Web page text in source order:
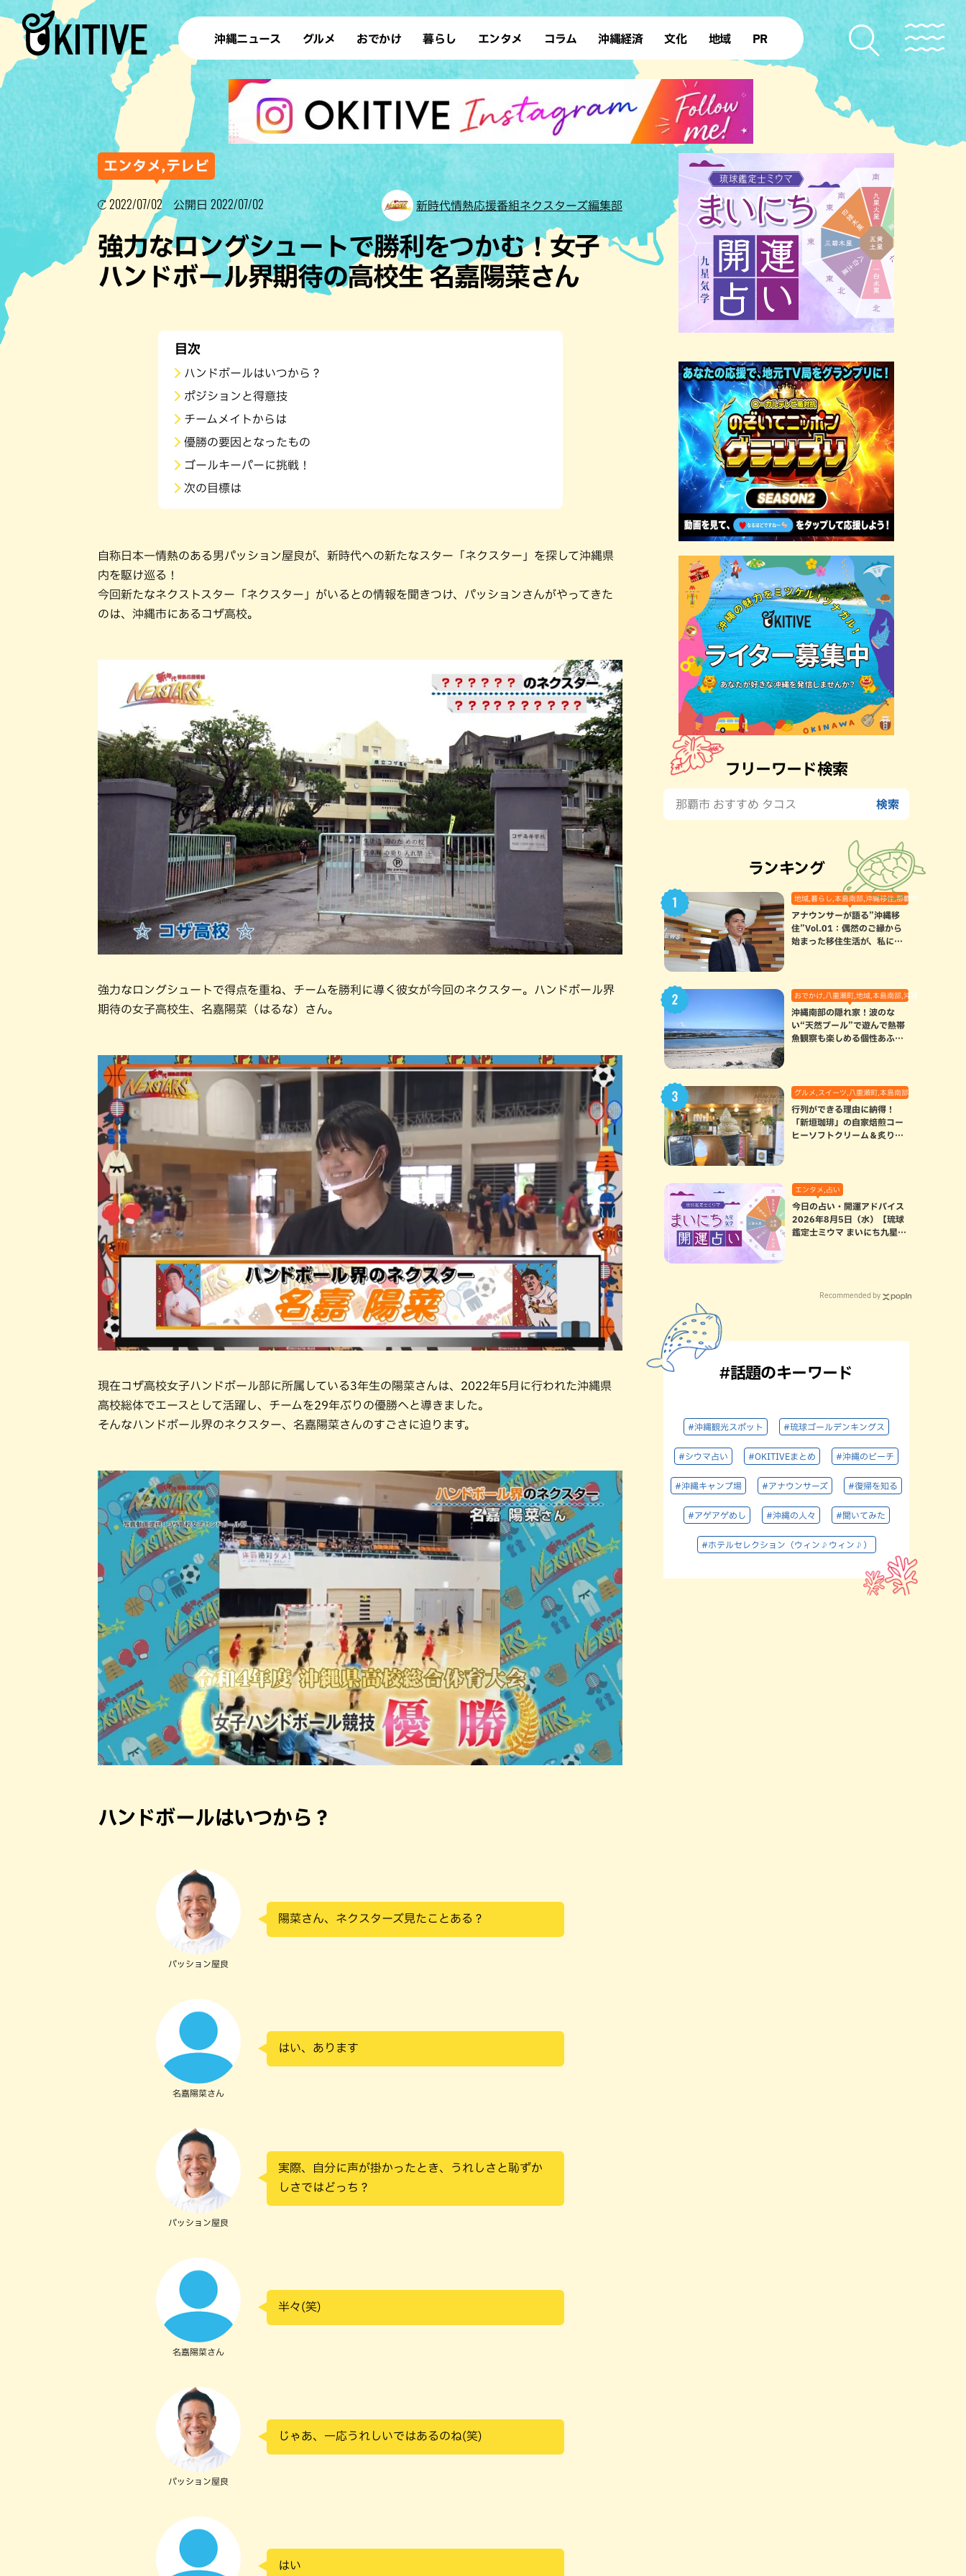
沖縄ニュース グルメ
ラーメン 沖縄そば
テイクアウト カフェ
すし・魚料理 和食・日本料理
アジア・エスニック
中華 イタリアン
洋食・西洋料理
ステーキ・焼肉 焼鳥・串料理
その他の肉料理 居酒屋・バー
ブッフェ・バイキング
おでかけ
デート ドライブ
散歩 ソロ活
歴史
レジャー
ショッピング
サウナ 公園
沖縄の海
暮らし
レシピ SDGs
ファッション ローカルニュース
沖縄移住 沖縄旧暦行事
エンタメ
スポーツ 占い
タレント・芸人 テレビ
コラム 沖縄経済 文化
復帰50年
地域
本島北部 本島中部
本島南部 先島諸島
北部離島
PR
エンタメ,テレビ
2022/07/02 公開日 2022/07/02 新時代情熱応援番組ネクスターズ編集部
強力なロングシュートで勝利をつかむ！女子
ハンドボール界期待の高校生 名嘉陽菜さん
目次
ハンドボールはいつから？
ポジションと得意技
チームメイトからは
優勝の要因となったもの
ゴールキーパーに挑戦！
次の目標は
自称日本一情熱のある男パッション屋良が、新時代への新たなスター「ネクスター」を探して沖縄県
内を駆け巡る！
今回新たなネクストスター「ネクスター」がいるとの情報を聞きつけ、パッションさんがやってきた
のは、沖縄市にあるコザ高校。
強力なロングシュートで得点を重ね、チームを勝利に導く彼女が今回のネクスター。ハンドボール界
期待の女子高校生、名嘉陽菜（はるな）さん。
現在コザ高校女子ハンドボール部に所属している3年生の陽菜さんは、2022年5月に行われた沖縄県
高校総体でエースとして活躍し、チームを29年ぶりの優勝へと導きました。
そんなハンドボール界のネクスター、名嘉陽菜さんのすごさに迫ります。
ハンドボールはいつから？
パッション屋良
陽菜さん、ネクスターズ見たことある？
名嘉陽菜さん
はい、あります
パッション屋良
実際、自分に声が掛かったとき、うれしさと恥ずか
しさではどっち？
名嘉陽菜さん
半々(笑)
パッション屋良
じゃあ、一応うれしいではあるのね(笑)
はい
フリーワード検索
ランキング
地域,暮らし,本島南部,沖縄移住,那覇市
アナウンサーが語る”沖縄移
住”Vol.01：偶然のご縁から
始まった移住生活が、私にと
おでかけ,八重瀬町,地域,本島南部,沖縄の海,自然
沖縄南部の隠れ家！波のな
い“天然プール”で遊んで熱帯
魚観察も楽しめる個性あふれ
グルメ,スイーツ,八重瀬町,本島南部
行列ができる理由に納得！
「新垣珈琲」の自家焙煎コー
ヒーソフトクリーム＆炙りマ
エンタメ,占い
今日の占い・開運アドバイス
2026年8月5日（水）【琉球
鑑定士ミウマ まいにち九星気
Recommended by
#話題のキーワード
#沖縄観光スポット #琉球ゴールデンキングス
#シウマ占い #OKITIVEまとめ #沖縄のビーチ
#沖縄キャンプ場 #アナウンサーズ #復帰を知る
#アゲアゲめし #沖縄の人々 #聞いてみた
#ホテルセレクション（ウィン♪ウィン♪）